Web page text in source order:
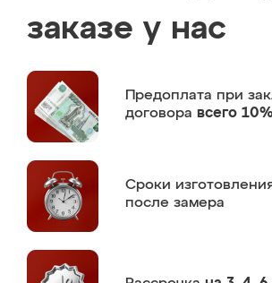
заказе у нас
Предоплата при
договора всего
Сроки
после замера